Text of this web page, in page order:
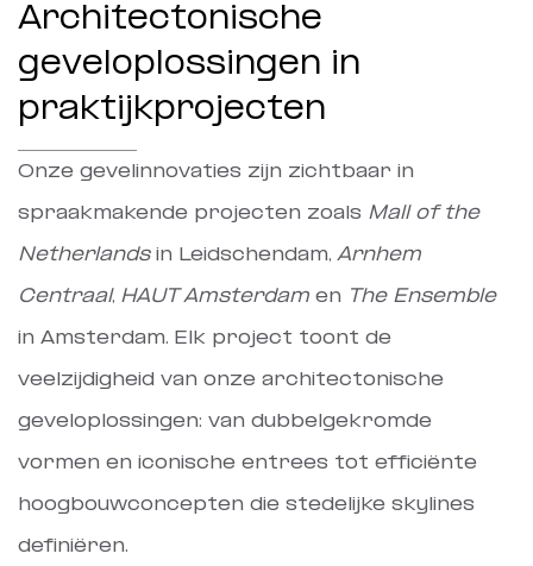
Architectonische
geveloplossingen in
praktijkprojecten
Onze gevelinnovaties zijn zichtbaar in
spraakmakende projecten zoals Mall of the
Netherlandsin Leidschendam, Arnhem
Centraal, HAUT Amsterdam en The Ensemble
in Amsterdam. Elk project toont de
veelzijdigheid van onze architectonische
geveloplossingen: van dubbelgekromde
vormen en iconische entrees tot efficiënte
hoogbouwconcepten die stedelijke skylines
definiëren.